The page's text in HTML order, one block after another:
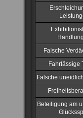
Falsche
Fahrlässige
Falsche
Beteiligung am